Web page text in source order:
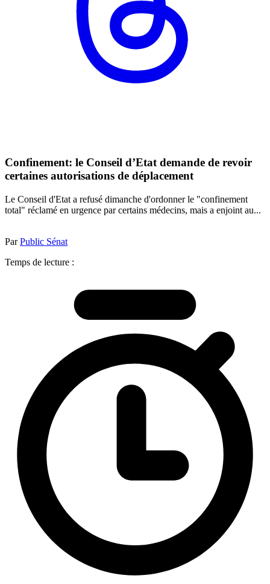
Confinement: le Conseil d’Etat demande de revoir
certaines autorisations de déplacement
Le Conseil d'Etat a refusé dimanche d'ordonner le "confinement
total" réclamé en urgence par certains médecins, mais a enjoint au...
ParPublic Sénat
Temps de lecture :